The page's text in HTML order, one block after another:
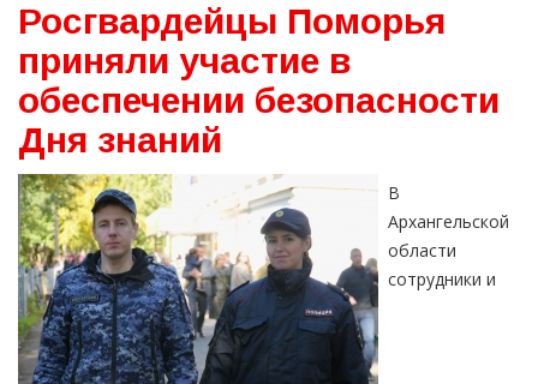
Росгвардейцы Поморья
приняли участие в
обеспечении безопасности
Дня знаний
В
Архангельской
области
сотрудники и